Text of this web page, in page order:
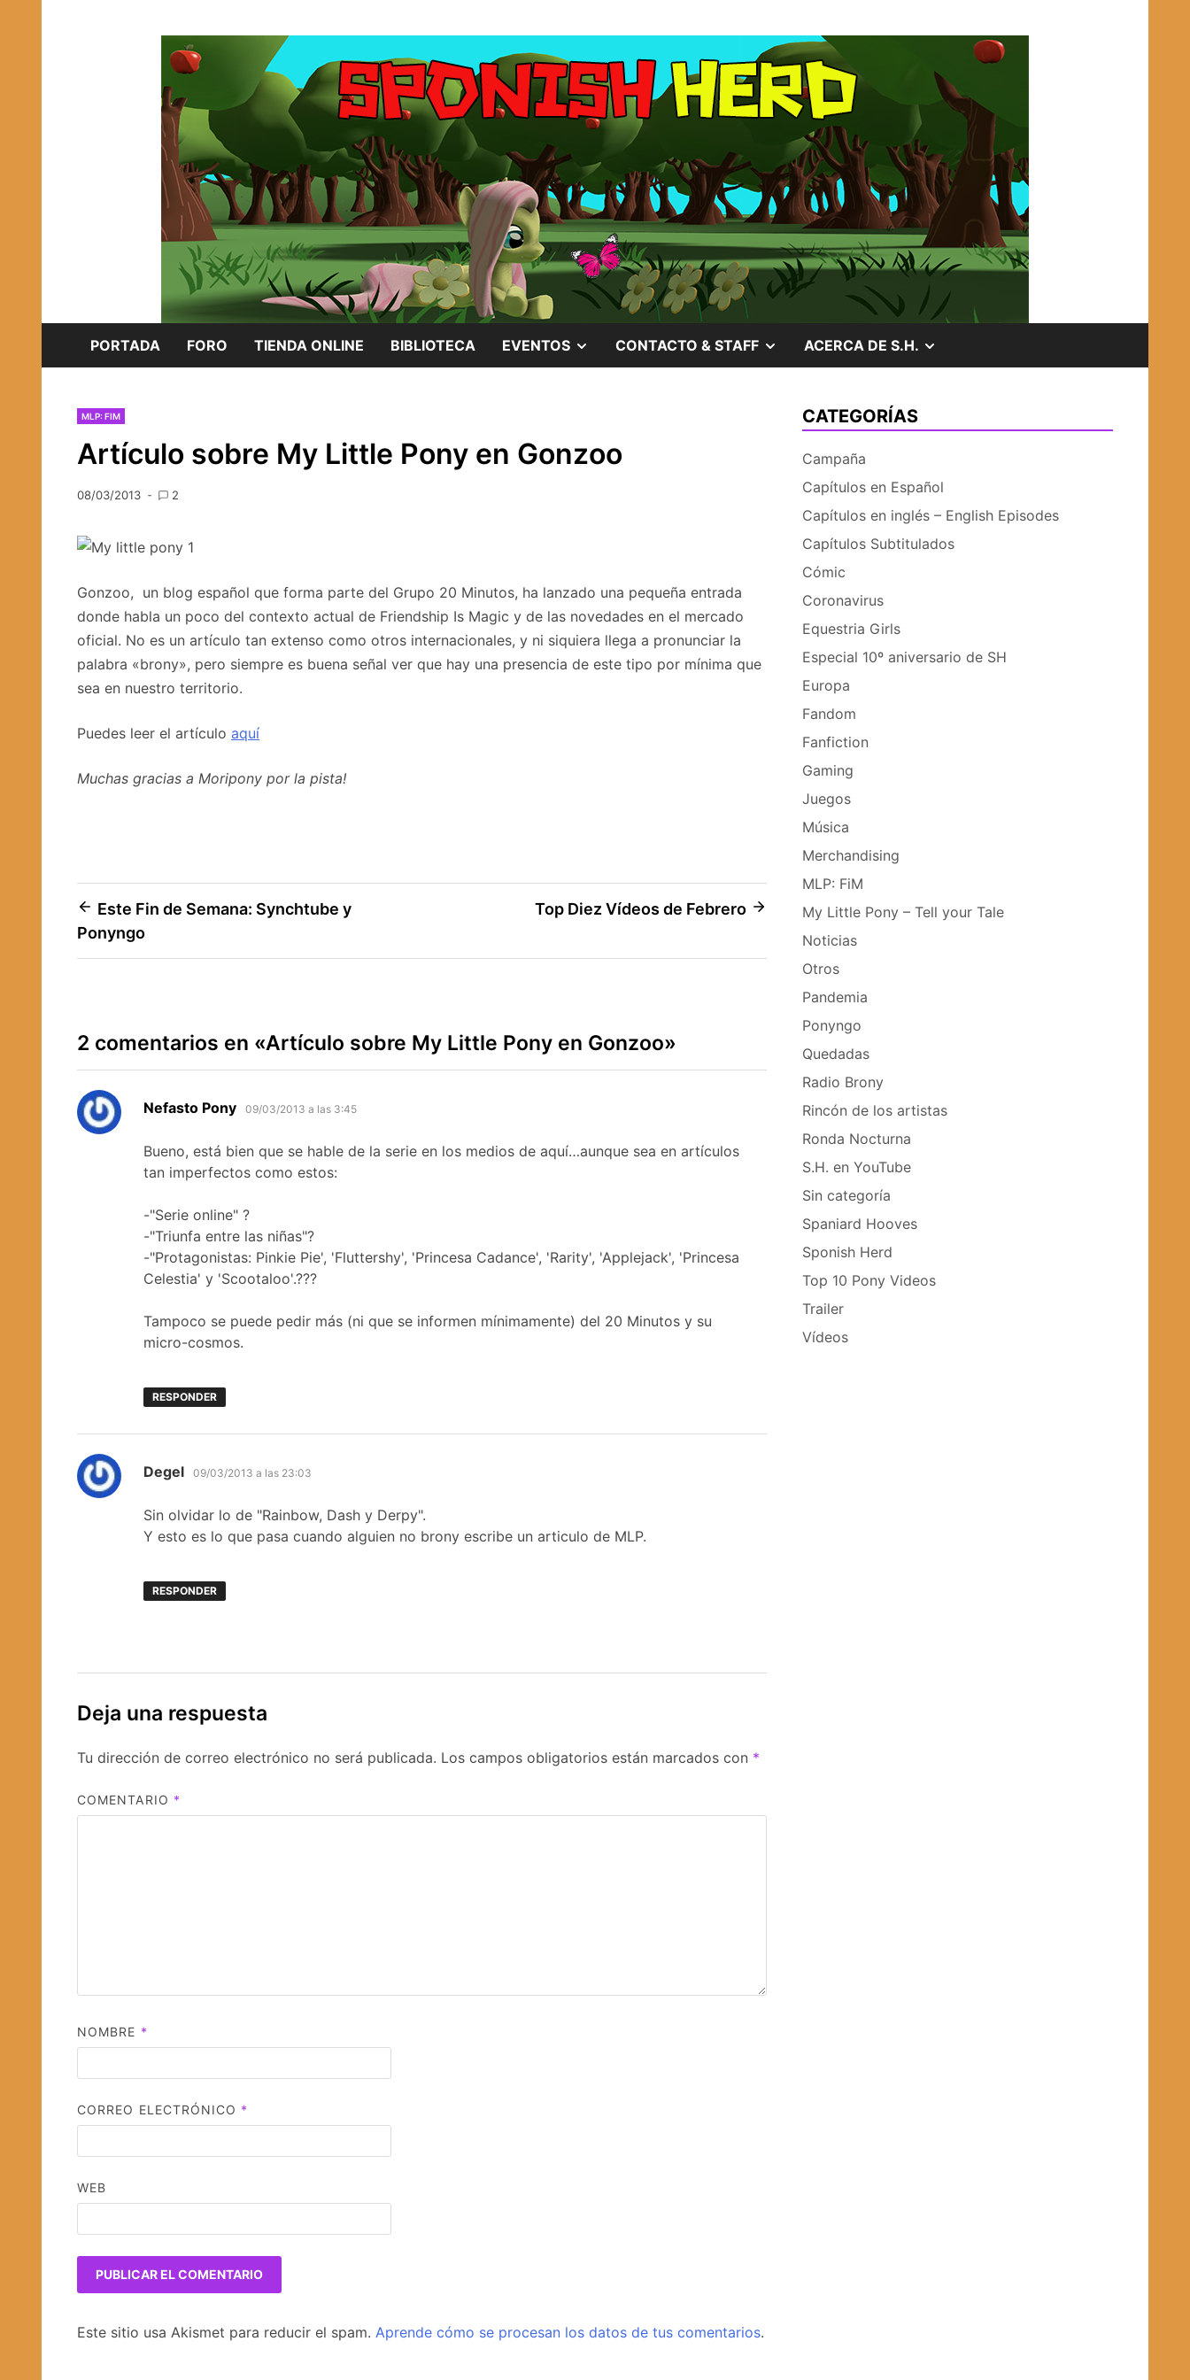
SPONISH HERD
PORTADA FORO TIENDA ONLINE BIBLIOTECA EVENTOS MOSTRAR
CONTACTO & STAFF MOSTRAR
SUBMENÚ
ACERCA DE S.H.
SUBMENÚ
MLP: FIM
Artículo sobre My Little Pony en Gonzoo
08/03/2013 2
Gonzoo, un blog español que forma parte del Grupo 20 Minutos, ha lanzado una pequeña entrada
donde habla un poco del contexto actual de Friendship Is Magic y de las novedades en el mercado
oficial. No es un artículo tan extenso como otros internacionales, y ni siquiera llega a pronunciar la
palabra «brony», pero siempre es buena señal ver que hay una presencia de este tipo por mínima que
sea en nuestro territorio.
Puedes leer el artículo aquí
Muchas gracias a Moripony por la pista!
Navegación
de
Este Fin de Semana: Synchtube y
Ponyngo
Top Diez Vídeos de Febrero
2 comentarios en «Artículo sobre My Little Pony en Gonzoo»
Nefasto Pony dice:
09/03/2013 a las 3:45
Bueno, está bien que se hable de la serie en los medios de aquí…aunque sea en artículos
tan imperfectos como estos:
-"Serie online" ?
-"Triunfa entre las niñas"?
-"Protagonistas: Pinkie Pie', 'Fluttershy', 'Princesa Cadance', 'Rarity', 'Applejack', 'Princesa
Celestia' y 'Scootaloo'.???
Tampoco se puede pedir más (ni que se informen mínimamente) del 20 Minutos y su
micro-cosmos.
RESPONDER
Degel dice:
09/03/2013 a las 23:03
Sin olvidar lo de "Rainbow, Dash y Derpy".
Y esto es lo que pasa cuando alguien no brony escribe un articulo de MLP.
RESPONDER
Deja una respuesta
Tu dirección de correo electrónico no será publicada. Los campos obligatorios están marcados con *
COMENTARIO *
NOMBRE *
CORREO ELECTRÓNICO *
WEB
Este sitio usa Akismet para reducir el spam. Aprende cómo se procesan los datos de tus comentarios.
CATEGORÍAS
Campaña
Capítulos en Español
Capítulos en inglés – English Episodes
Capítulos Subtitulados
Cómic
Coronavirus
Equestria Girls
Especial 10º aniversario de SH
Europa
Fandom
Fanfiction
Gaming
Juegos
Música
Merchandising
MLP: FiM
My Little Pony – Tell your Tale
Noticias
Otros
Pandemia
Ponyngo
Quedadas
Radio Brony
Rincón de los artistas
Ronda Nocturna
S.H. en YouTube
Sin categoría
Spaniard Hooves
Sponish Herd
Top 10 Pony Videos
Trailer
Vídeos